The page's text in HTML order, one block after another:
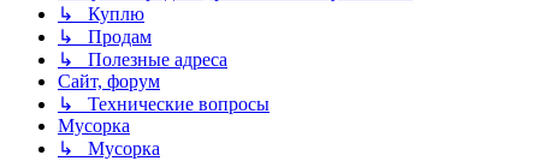
↳ Куплю
↳ Продам
↳ Полезные адреса
Сайт, форум
↳ Технические вопросы
Мусорка
↳ Мусорка